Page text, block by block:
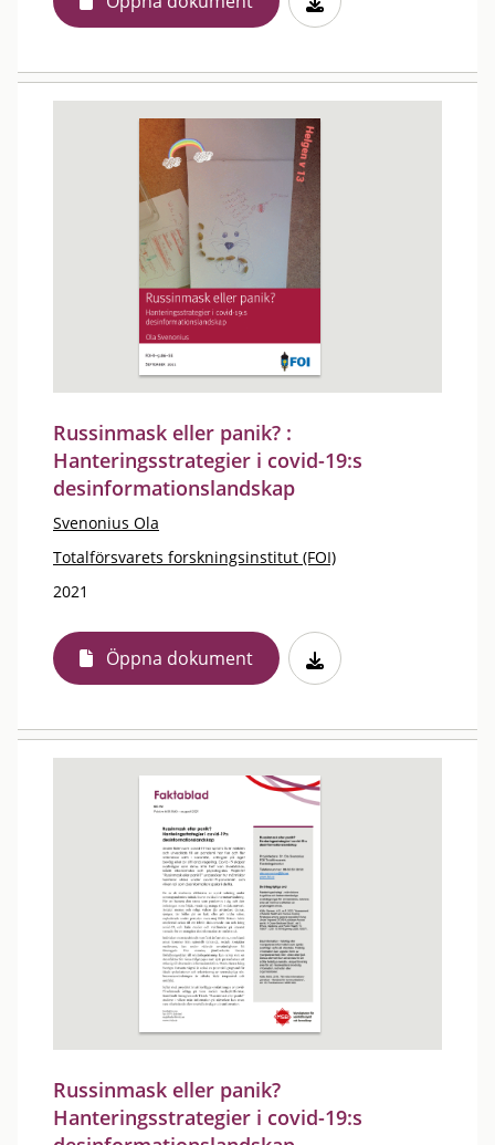
Russinmask eller panik? :
Hanteringsstrategier i covid-19:s
desinformationslandskap
Svenonius Ola
Totalförsvarets forskningsinstitut (FOI)
2021
Öppna dokument
Russinmask eller panik?
Hanteringsstrategier i covid-19:s